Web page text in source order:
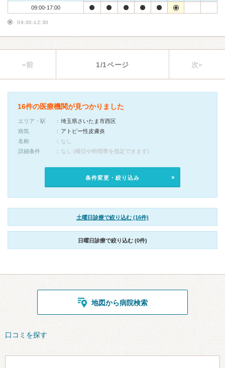
09:00-17:00
09:00-12:30
«前 1/1ページ 次»
16件の医療機関が見つかりました
エリア・駅
埼玉県さいたま市西区
病気
アトピー性皮膚炎
名称
なし
詳細条件
なし (曜日や時間帯を指定できます)
条件変更・絞り込み
土曜日診療で絞り込む (16件)
日曜日診療で絞り込む (0件)
地図から病院検索
口コミを探す